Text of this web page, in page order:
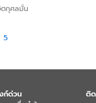
กุศลมั่น
5
ก์ด่วน
ติ